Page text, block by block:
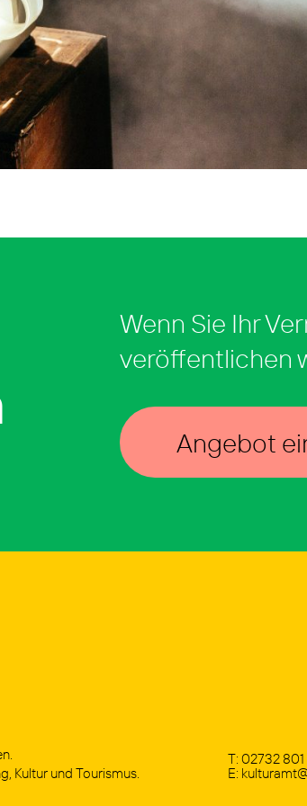
Wenn Sie Ihr
veröffentlichen
Angebot
Kul­tur und Tou­ris­mus.
T: 02732
E: